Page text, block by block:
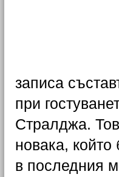
записа
при
Стралджа.
новака, който
в последния